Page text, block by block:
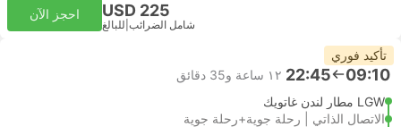
USD 225
شامل الضرائب للبالغ
احجز الآن
تأكيد فوري
09:10
22:45 ١٢ ساعة و‫35 دقائق
LGW مطار لندن غاتويك
الاتصال الذاتي | رحلة جوية+رحلة جوية